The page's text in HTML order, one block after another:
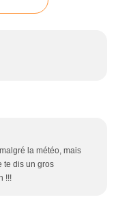
la météo, mais
te dis un gros
!!!